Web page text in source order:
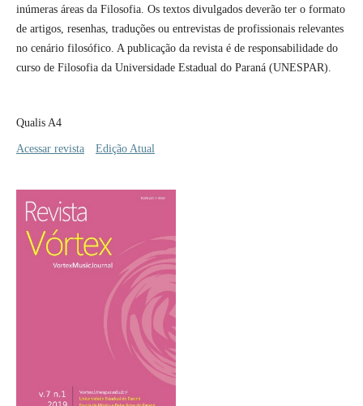
inúmeras áreas da Filosofia. Os textos divulgados deverão ter o formato
de artigos, resenhas, traduções ou entrevistas de profissionais relevantes
no cenário filosófico. A publicação da revista é de responsabilidade do
curso de Filosofia da Universidade Estadual do Paraná (UNESPAR).
Qualis A4
Acessar revista Edição Atual